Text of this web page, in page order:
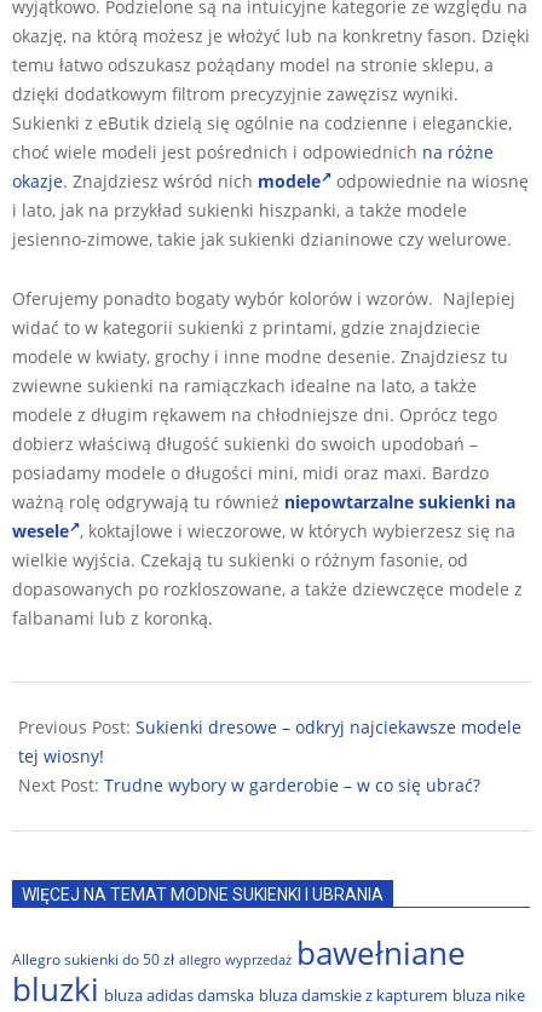
wyjątkowo. Podzielone są na intuicyjne kategorie ze względu na
okazję, na którą możesz je włożyć lub na konkretny fason. Dzięki
temu łatwo odszukasz pożądany model na stronie sklepu, a
dzięki dodatkowym filtrom precyzyjnie zawęzisz wyniki.
Sukienki z eButik dzielą się ogólnie na codzienne i eleganckie,
choć wiele modeli jest pośrednich i odpowiednich na różne
okazje. Znajdziesz wśród nich modele
odpowiednie na wiosnę
i lato, jak na przykład sukienki hiszpanki, a także modele
jesienno-zimowe, takie jak sukienki dzianinowe czy welurowe.
Oferujemy ponadto bogaty wybór kolorów i wzorów. Najlepiej
widać to w kategorii sukienki z printami, gdzie znajdziecie
modele w kwiaty, grochy i inne modne desenie. Znajdziesz tu
zwiewne sukienki na ramiączkach idealne na lato, a także
modele z długim rękawem na chłodniejsze dni. Oprócz tego
dobierz właściwą długość sukienki do swoich upodobań –
posiadamy modele o długości mini, midi oraz maxi. Bardzo
ważną rolę odgrywają tu również niepowtarzalne sukienki na
wesele , koktajlowe i wieczorowe, w których wybierzesz się na
wielkie wyjścia. Czekają tu sukienki o różnym fasonie, od
dopasowanych po rozkloszowane, a także dziewczęce modele z
falbanami lub z koronką.
02-
04
Previous Post: Sukienki dresowe – odkryj najciekawsze modele
tej wiosny!
Next Post: Trudne wybory w garderobie – w co się ubrać?
WIĘCEJ NA TEMAT MODNE SUKIENKI I UBRANIA
Allegro sukienki do 50 zł allegro wyprzedaż bawełniane
bluzki bluza adidas damska bluza damskie z kapturem bluza nike